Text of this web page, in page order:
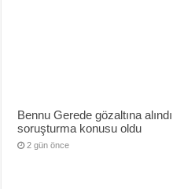
Bennu Gerede gözaltına
soruşturma konusu oldu
2 gün önce